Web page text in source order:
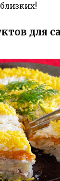
для